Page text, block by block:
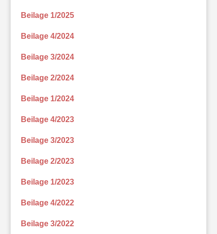
Beilage 1/2025
Beilage 4/2024
Beilage 3/2024
Beilage 2/2024
Beilage 1/2024
Beilage 4/2023
Beilage 3/2023
Beilage 2/2023
Beilage 1/2023
Beilage 4/2022
Beilage 3/2022